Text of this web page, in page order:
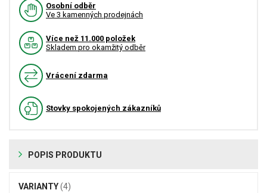
Osobní odběr
Ve 3 kamenných prodejnách
Více než 11.000 položek
Skladem pro okamžitý odběr
Vrácení zdarma
Stovky spokojených zákazníků
POPIS PRODUKTU
VARIANTY(4)